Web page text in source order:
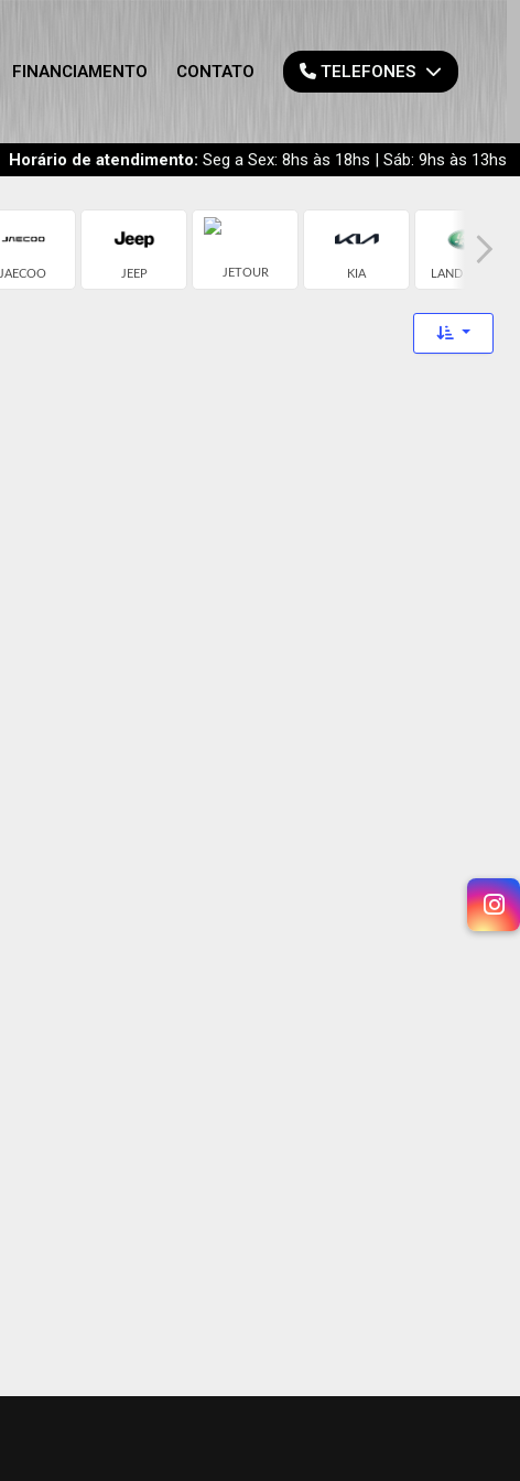
FINANCIAMENTO CONTATO TELEFONES
Horário de atendimento: Seg a Sex: 8hs às 18hs | Sáb: 9hs às 13hs
JAECOO JEEP JETOUR KIA LAND ROVER
Toggle